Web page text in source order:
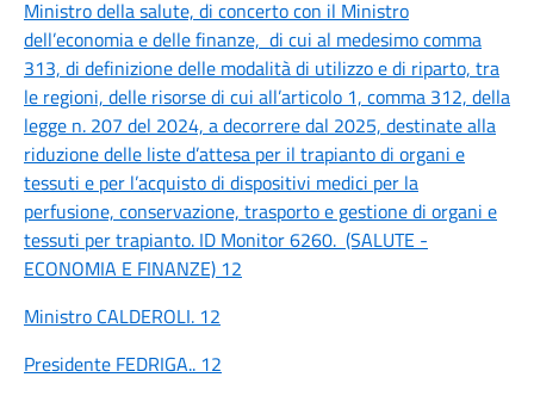
Ministro della salute, di concerto con il Ministro
dell’economia e delle finanze, di cui al medesimo comma
313, di definizione delle modalità di utilizzo e di riparto, tra
le regioni, delle risorse di cui all’articolo 1, comma 312, della
legge n. 207 del 2024, a decorrere dal 2025, destinate alla
riduzione delle liste d’attesa per il trapianto di organi e
tessuti e per l’acquisto di dispositivi medici per la
perfusione, conservazione, trasporto e gestione di organi e
tessuti per trapianto. ID Monitor 6260. (SALUTE -
ECONOMIA E FINANZE) 12
Ministro CALDEROLI. 12
Presidente FEDRIGA.. 12